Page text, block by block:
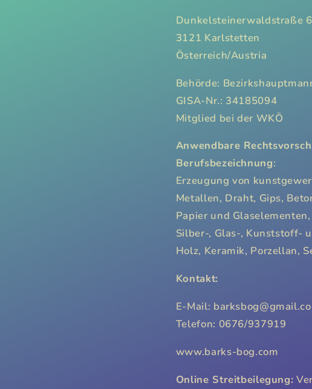
Dunkelsteinerwaldstraße 6
3121 Karlstetten
Österreich/Austria
Behörde:
GISA-Nr.: 34185094
Mitglied bei der WKÖ
Anwendbare
Berufsbezeichnung:
Erzeugung von
Metallen, Draht, Gips,
Papier und
Silber-, Glas-, Kunststoff-
Holz, Keramik, Porzellan,
Kontakt:
E-Mail:
Telefon: 0676/937919
www.barks-bog.com
Online Streitbeilegung: